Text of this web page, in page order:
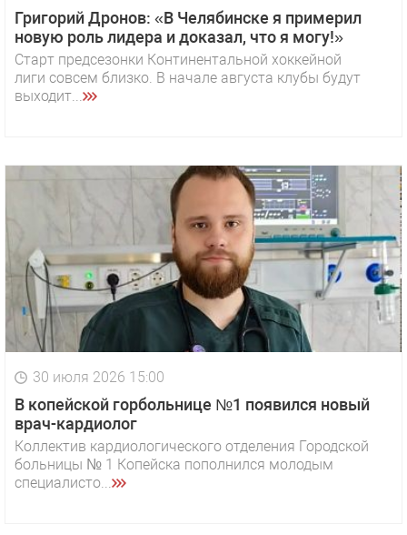
Григорий Дронов: «В Челябинске я примерил
новую роль лидера и доказал, что я могу!»
Старт предсезонки Континентальной хоккейной
лиги совсем близко. В начале августа клубы будут
выходит...
30 июля 2026 15:00
В копейской горбольнице №1 появился новый
врач-кардиолог
Коллектив кардиологического отделения Городской
больницы № 1 Копейска пополнился молодым
специалисто...